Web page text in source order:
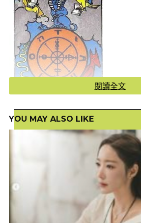
牌面也指出他平時他壓力很大，認真敬業
在還要更好，然而今年下半年六星逆行，
星連珠，是非常不好的凶象，除了疫情
以
體不良或突然意外發生。小孟老師呼籲大
隱疾要記得根治。
閱讀全文
YOU MAY ALSO LIKE